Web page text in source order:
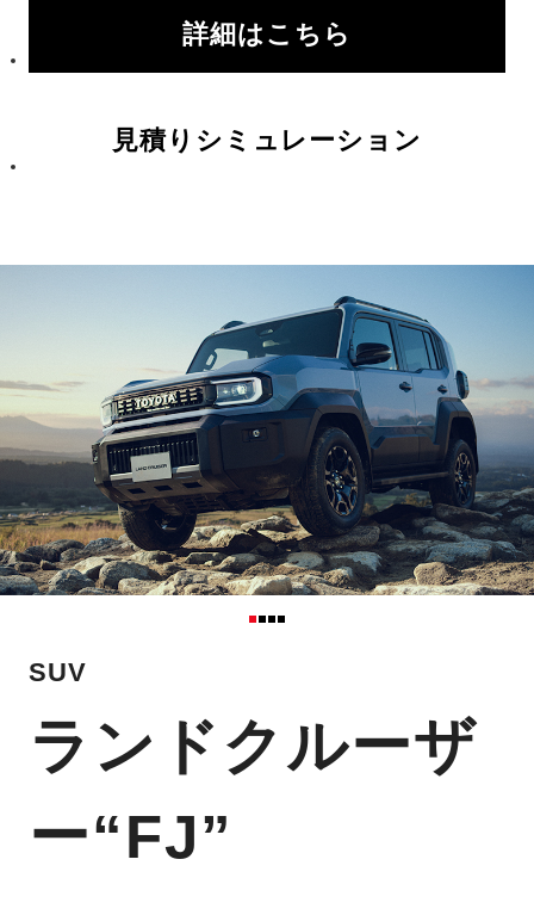
詳細はこちら
見積りシミュレーション
SUV
ランドクルーザ
ー“FJ”